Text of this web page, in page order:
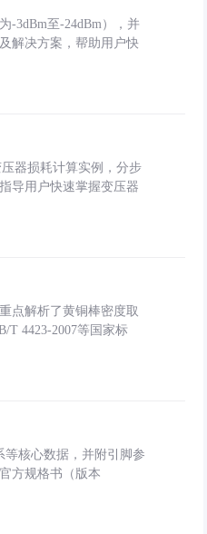
-3dBm至-24dBm），并
解决方案，帮助用户快
器损耗计算实例，分步
导用户快速掌握变压器
点解析了黄铜棒密度取
T 4423-2007等国家标
等核心数据，并附引脚参
方规格书（版本